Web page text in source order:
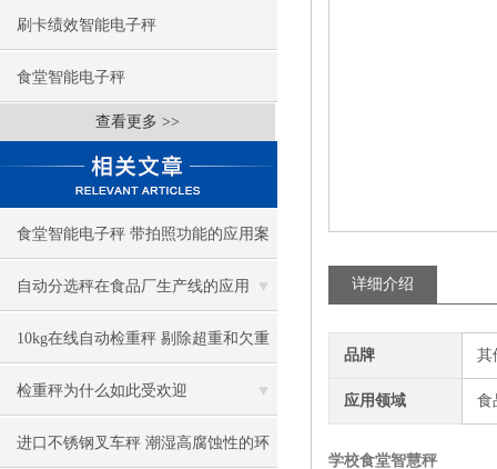
刷卡绩效智能电子秤
食堂智能电子秤
查看更多 >>
食堂智能电子秤 带拍照功能的应用案
例
自动分选秤在食品厂生产线的应用
10kg在线自动检重秤 剔除超重和欠重
的产品-苏州金钻
检重秤为什么如此受欢迎
进口不锈钢叉车秤 潮湿高腐蚀性的环
详细介绍
品牌 其
应用领域 食
学校食堂智慧秤